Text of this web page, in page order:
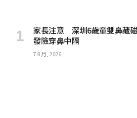
家長注意｜深圳6歲童雙鼻藏
發險穿鼻中隔
7 8 月, 2026